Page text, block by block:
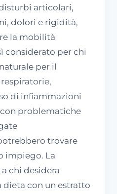
articolari,
dolori e rigidità,
la mobilità
considerato per chi
per il
di infiammazioni
problematiche
trovare
impiego. La
chi desidera
con un estratto